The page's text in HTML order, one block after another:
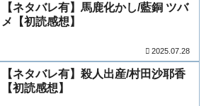
【ネタバレ有】馬鹿化かし/藍銅 ツバ
メ【初読感想】
2025.07.28
【ネタバレ有】殺人出産/村田沙耶香
【初読感想】